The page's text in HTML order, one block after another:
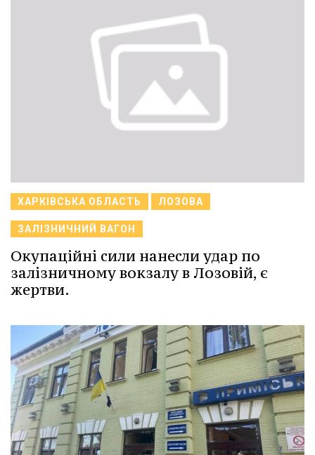
ХАРКІВСЬКА ОБЛАСТЬ ЛОЗОВА
ЗАЛІЗНИЧНИЙ ВАГОН
Окупаційні сили нанесли удар по
залізничному вокзалу в Лозовій, є
жертви.